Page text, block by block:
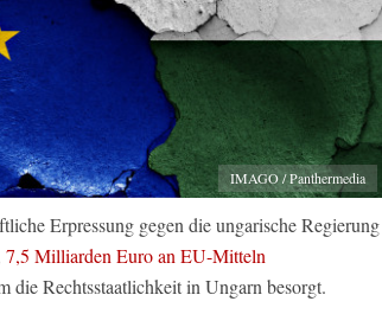
IMAGO / Panthermedia
Erpressung gegen die ungarische Regierung
7,5 Milliarden Euro an EU-Mitteln
die Rechtsstaatlichkeit in Ungarn besorgt.